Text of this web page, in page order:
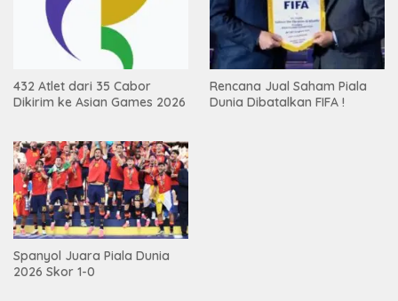
432 Atlet dari 35 Cabor
Dikirim ke Asian Games 2026
Rencana Jual Saham Piala
Dunia Dibatalkan FIFA !
Spanyol Juara Piala Dunia
2026 Skor 1-0